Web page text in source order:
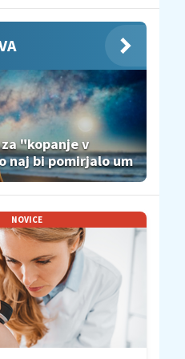
"kopanje v
naj bi pomirjalo um
NOVICE